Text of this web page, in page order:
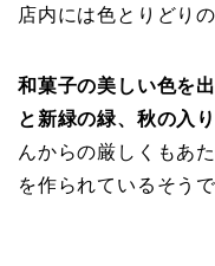
店内には色とりどり
和菓子の美しい色を
と新緑の緑、秋の入
んからの厳しくもあ
を作られているそうで